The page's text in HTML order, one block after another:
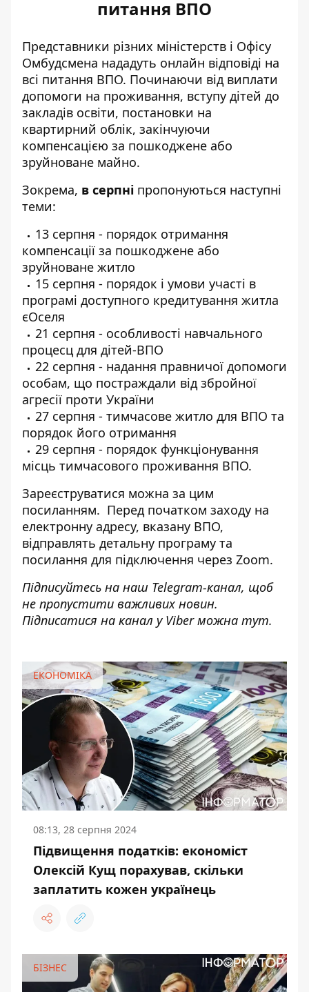
питання ВПО
Представники різних міністерств і Офісу
Омбудсмена нададуть онлайн відповіді на
всі питання ВПО. Починаючи від виплати
допомоги на проживання, вступу дітей до
закладів освіти, постановки на
квартирний облік, закінчуючи
компенсацією за пошкоджене або
зруйноване майно.
Зокрема, в серпні пропонуються наступні
теми:
13 серпня - порядок отримання
компенсації за пошкоджене або
зруйноване житло
15 серпня - порядок і умови участі в
програмі доступного кредитування житла
єОселя
21 серпня - особливості навчального
процесц для дітей-ВПО
22 серпня - надання правничої допомоги
особам, що постраждали від збройної
агресії проти України
27 серпня - тимчасове житло для ВПО та
порядок його отримання
29 серпня - порядок функціонування
місць тимчасового проживання ВПО.
Зареєструватися можна за цим
посиланням. Перед початком заходу на
електронну адресу, вказану ВПО,
відправлять детальну програму та
посилання для підключення через Zoom.
Підписуйтесь на наш Telegram-канал, щоб
не пропустити важливих новин.
Підписатися на канал у Viber можна тут.
ЕКОНОМІКА
08:13, 28 серпня 2024
Підвищення податків: економіст
Олексій Кущ порахував, скільки
заплатить кожен українець
БІЗНЕС